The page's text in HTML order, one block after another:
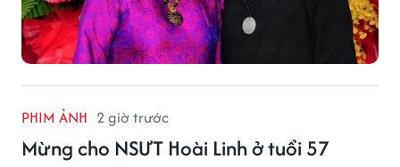
PHIM ẢNH 2 giờ trước
Mừng cho NSƯT Hoài Linh ở tuổi 57